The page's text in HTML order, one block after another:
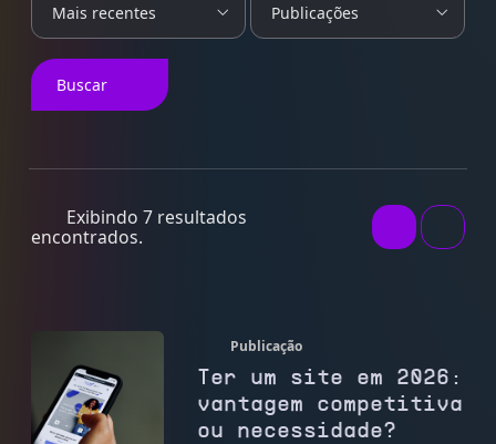
Mais recentes Publicações
Buscar
Exibindo 7 resultados
encontrados.
Publicação
Ter um site em 2026:
vantagem competitiva
ou necessidade?